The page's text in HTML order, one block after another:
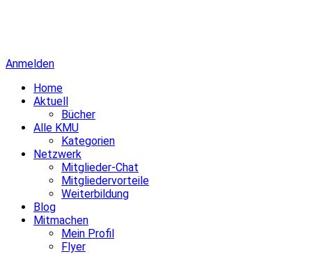
Anmelden
Home
Aktuell
Bücher
Alle KMU
Kategorien
Netzwerk
Mitglieder-Chat
Mitgliedervorteile
Weiterbildung
Blog
Mitmachen
Mein Profil
Flyer